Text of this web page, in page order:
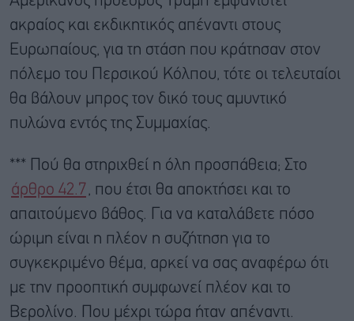
ακραίος και εκδικητικός απέναντι στους
Ευρωπαίους, για τη στάση που κράτησαν στον
πόλεμο του Περσικού Κόλπου, τότε οι τελευταίοι
θα βάλουν μπρος τον δικό τους αμυντικό
πυλώνα εντός της Συμμαχίας.
*** Πού θα στηριχθεί η όλη προσπάθεια; Στο
άρθρο 42.7 , που έτσι θα αποκτήσει και το
απαιτούμενο βάθος. Για να καταλάβετε πόσο
ώριμη είναι η πλέον η συζήτηση για το
συγκεκριμένο θέμα, αρκεί να σας αναφέρω ότι
με την προοπτική συμφωνεί πλέον και το
Βερολίνο. Που μέχρι τώρα ήταν απέναντι.